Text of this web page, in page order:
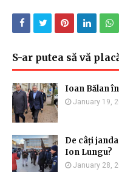
S-ar putea să vă
Ioan Bălan
January 19,
De câți
Ion Lungu?
January 28,